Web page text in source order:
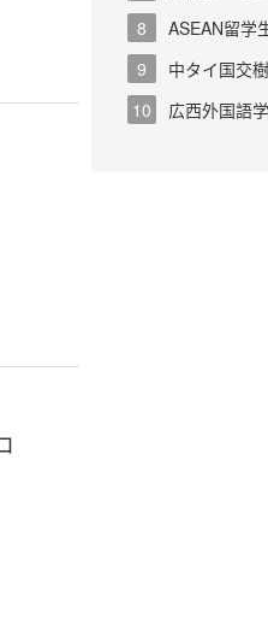
福を……広西外国
盛況！
8
ASEAN留学
に帰国へ！広西外
度外国人留学生修
9
中タイ国交
西僑界交流懇親会
開催、同校の校友
10
広西外国語